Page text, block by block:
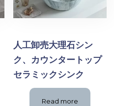
人工卸売大理石シン
ク、カウンタートップ
セラミックシンク
Read more